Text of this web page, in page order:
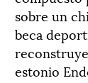
sobre un
beca
estonio